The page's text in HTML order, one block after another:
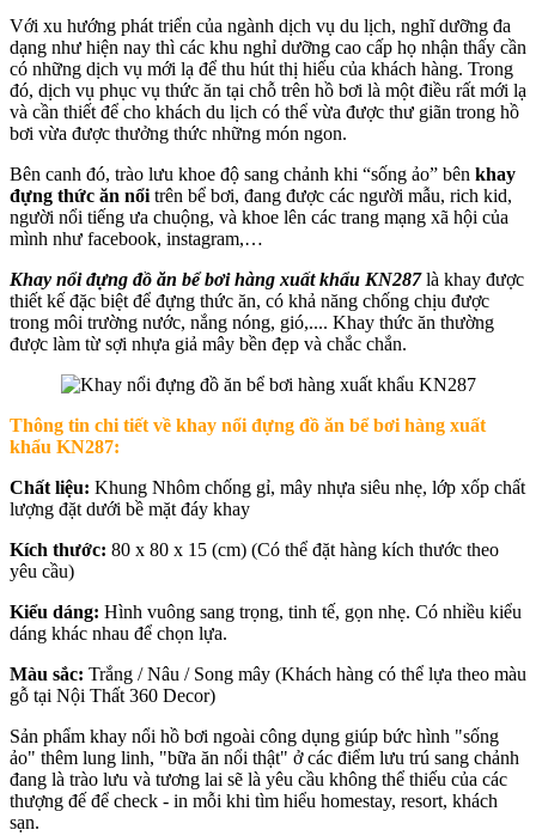
Với xu hướng phát triển của ngành dịch vụ du lịch, nghĩ dưỡng đa
dạng như hiện nay thì các khu nghỉ dưỡng cao cấp họ nhận thấy cần
có những dịch vụ mới lạ để thu hút thị hiếu của khách hàng. Trong
đó, dịch vụ phục vụ thức ăn tại chỗ trên hồ bơi là một điều rất mới lạ
và cần thiết để cho khách du lịch có thể vừa được thư giãn trong hồ
bơi vừa được thưởng thức những món ngon.
Bên canh đó, trào lưu khoe độ sang chảnh khi “sống ảo” bên khay
đựng thức ăn nổi trên bể bơi, đang được các người mẫu, rich kid,
người nổi tiếng ưa chuộng, và khoe lên các trang mạng xã hội của
mình như facebook, instagram,…
Khay nổi đựng đồ ăn bể bơi hàng xuất khẩu KN287là khay được
thiết kế đặc biệt để đựng thức ăn, có khả năng chống chịu được
trong môi trường nước, nắng nóng, gió,.... Khay thức ăn thường
được làm từ sợi nhựa giả mây bền đẹp và chắc chắn.
Thông tin chi tiết về khay nổi đựng đồ ăn bể bơi hàng xuất
khẩu KN287:
Chất liệu: Khung Nhôm chống gỉ, mây nhựa siêu nhẹ, lớp xốp chất
lượng đặt dưới bề mặt đáy khay
Kích thước: 80 x 80 x 15 (cm) (Có thể đặt hàng kích thước theo
yêu cầu)
Kiểu dáng: Hình vuông sang trọng, tinh tế, gọn nhẹ. Có nhiều kiểu
dáng khác nhau để chọn lựa.
Màu sắc: Trắng / Nâu / Song mây (Khách hàng có thể lựa theo màu
gỗ tại Nội Thất 360 Decor)
Sản phẩm khay nổi hồ bơi ngoài công dụng giúp bức hình "sống
ảo" thêm lung linh, "bữa ăn nổi thật" ở các điểm lưu trú sang chảnh
đang là trào lưu và tương lai sẽ là yêu cầu không thể thiếu của các
thượng đế để check - in mỗi khi tìm hiểu homestay, resort, khách
sạn.